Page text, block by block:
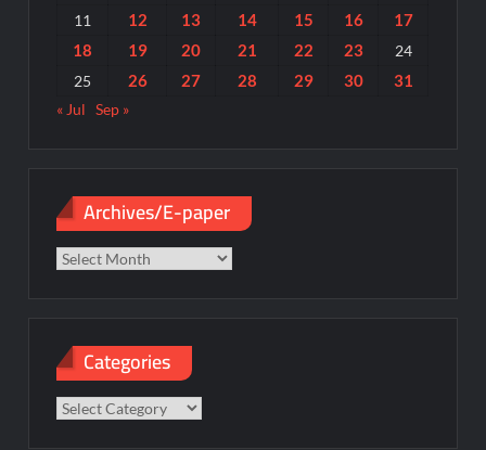
11 12 13 14 15 16
17
18
19 20 21 22 23
24
25
26 27 28 29 30 31
« Jul Sep »
Archives/E-paper
Categories
Categories